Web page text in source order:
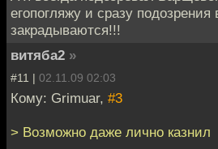
егопогляжу и сразу
закрадываются!!!
витяба2 »
#11 | 02.11.09 02:03
Кому: Grimuar, #3
> Возможно даже лично казнил